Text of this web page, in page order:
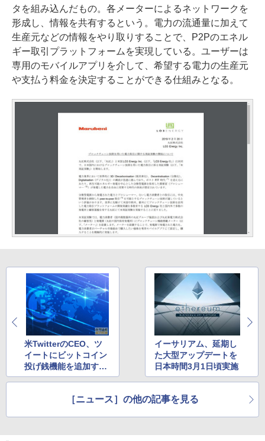
タを組み込んだもの。各メーターによるネットワークを
形成し、情報を共有するという。電力の流通量に加えて
生産元などの情報をやり取りすることで、P2Pのエネル
ギー取引プラットフォームを実現している。ユーザーは
専用のモバイルアプリを介して、希望する電力の生産元
や支払う料金を決定することができる仕組みとなる。
米TwitterのCEO、ツ
イートにビットコイン
投げ銭機能を追加する
「tippin.me」を賞賛
イーサリアム、延期し
た大型アップデートを
日本時間3月1日頃実施
［ニュース］の他の記事を見る